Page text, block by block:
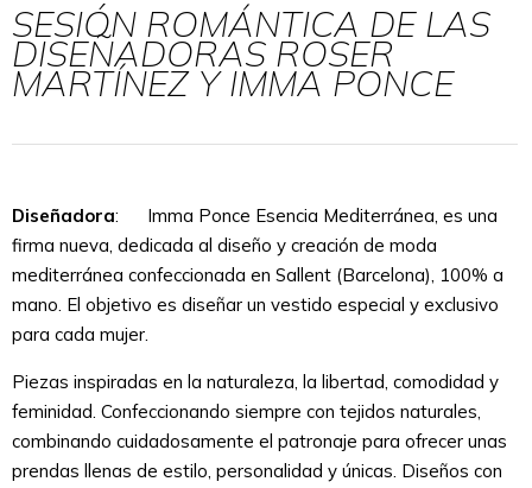
SESIÓN ROMÁNTICA DE LAS
DISEÑADORAS ROSER
MARTÍNEZ Y IMMA PONCE
Diseñadora: Imma Ponce Esencia Mediterránea, es una
firma nueva, dedicada al diseño y creación de moda
mediterránea confeccionada en Sallent (Barcelona), 100% a
mano. El objetivo es diseñar un vestido especial y exclusivo
para cada mujer.
Piezas inspiradas en la naturaleza, la libertad, comodidad y
feminidad. Confeccionando siempre con tejidos naturales,
combinando cuidadosamente el patronaje para ofrecer unas
prendas llenas de estilo, personalidad y únicas. Diseños con